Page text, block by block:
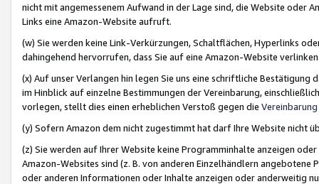
nicht mit angemessenem Aufwand in der Lage sind, die Website oder
Links eine Amazon-Website aufruft.
(w) Sie werden keine Link-Verkürzungen, Schaltflächen, Hyperlinks
dahingehend hervorrufen, dass Sie auf eine Amazon-Website
(x) Auf unser Verlangen hin legen Sie uns eine schriftliche
im Hinblick auf einzelne Bestimmungen der Vereinbarung,
vorlegen, stellt dies einen erheblichen Verstoß gegen die Vereinbarung
(y) Sofern Amazon dem nicht zugestimmt hat darf Ihre Website nicht
(z) Sie werden auf Ihrer Website keine Programminhalte anzeigen
Amazon-Websites sind (z. B. von anderen Einzelhändlern
oder anderen Informationen oder Inhalte anzeigen oder anderweitig